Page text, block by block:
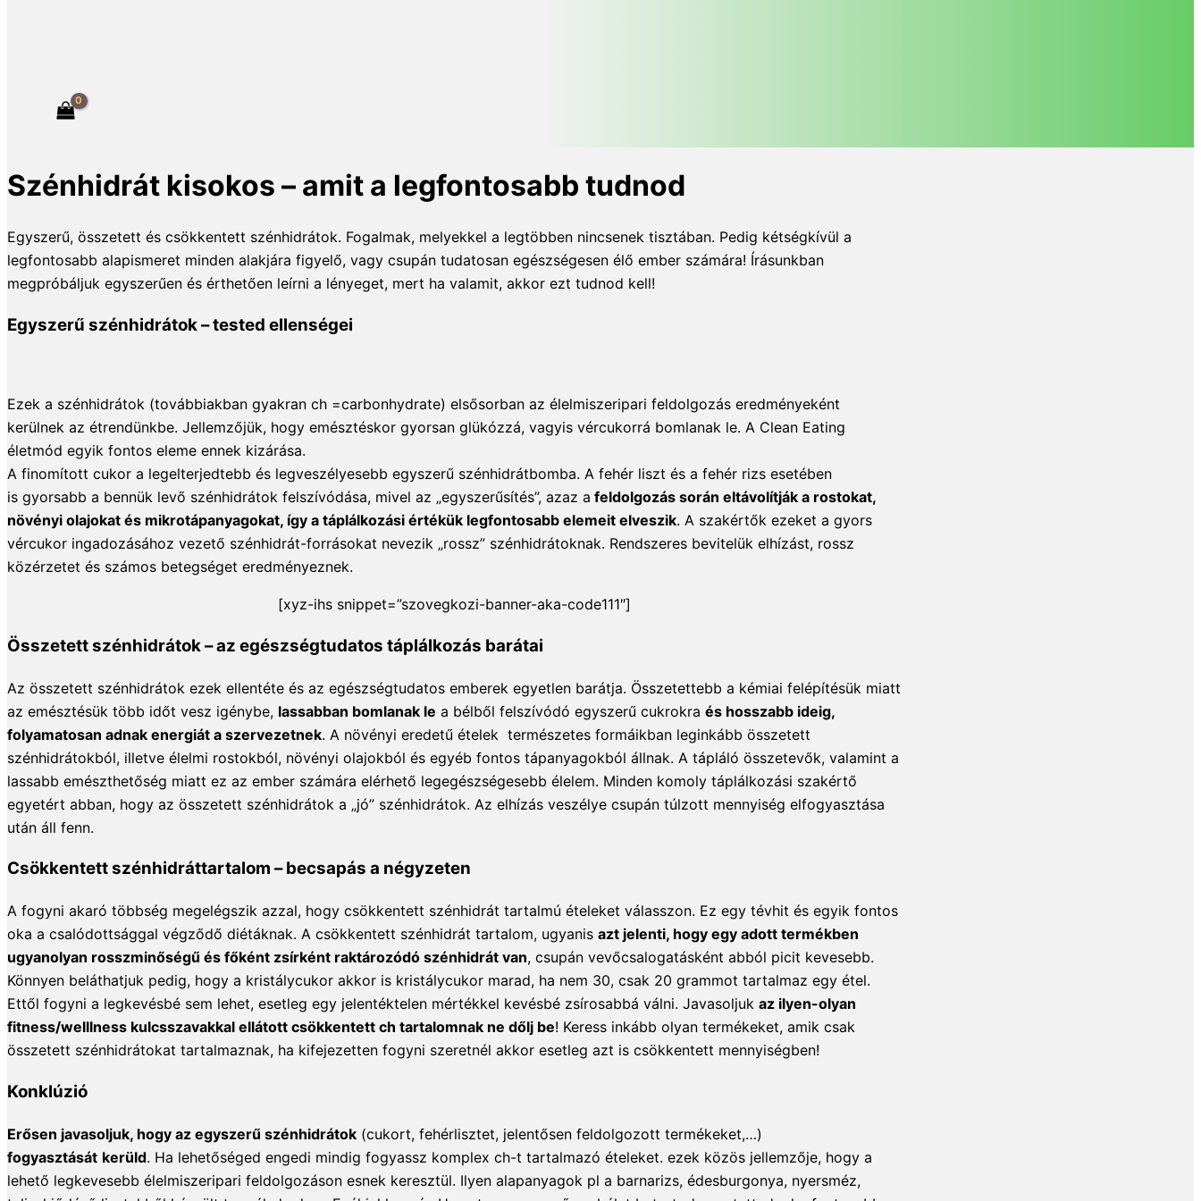
Szénhidrát kisokos – amit a legfontosabb tudnod
Egyszerű, összetett és csökkentett szénhidrátok. Fogalmak, melyekkel a legtöbben nincsenek tisztában. Pedig kétségkívül a
legfontosabb alapismeret minden alakjára figyelő, vagy csupán tudatosan egészségesen élő ember számára! Írásunkban
megpróbáljuk egyszerűen és érthetően leírni a lényeget, mert ha valamit, akkor ezt tudnod kell!
Egyszerű szénhidrátok – tested ellenségei
Ezek a szénhidrátok (továbbiakban gyakran ch =carbonhydrate) elsősorban az élelmiszeripari feldolgozás eredményeként
kerülnek az étrendünkbe. Jellemzőjük, hogy emésztéskor gyorsan glükózzá, vagyis vércukorrá bomlanak le. A Clean Eating
életmód egyik fontos eleme ennek kizárása.
A finomított cukor a legelterjedtebb és legveszélyesebb egyszerű szénhidrátbomba. A fehér liszt és a fehér rizs esetében
is gyorsabb a bennük levő szénhidrátok felszívódása, mivel az „egyszerűsítés”, azaz a feldolgozás során eltávolítják a rostokat,
növényi olajokat és mikrotápanyagokat, így a táplálkozási értékük legfontosabb elemeit elveszik. A szakértők ezeket a gyors
vércukor ingadozásához vezető szénhidrát-forrásokat nevezik „rossz” szénhidrátoknak. Rendszeres bevitelük elhízást, rossz
közérzetet és számos betegséget eredményeznek.
[xyz-ihs snippet=”szovegkozi-banner-aka-code111″]
Összetett szénhidrátok – az egészségtudatos táplálkozás barátai
Az összetett szénhidrátok ezek ellentéte és az egészségtudatos emberek egyetlen barátja. Összetettebb a kémiai felépítésük miatt
az emésztésük több időt vesz igénybe, lassabban bomlanak le a bélből felszívódó egyszerű cukrokra és hosszabb ideig,
folyamatosan adnak energiát a szervezetnek. A növényi eredetű ételek természetes formáikban leginkább összetett
szénhidrátokból, illetve élelmi rostokból, növényi olajokból és egyéb fontos tápanyagokból állnak. A tápláló összetevők, valamint a
lassabb emészthetőség miatt ez az ember számára elérhető legegészségesebb élelem. Minden komoly táplálkozási szakértő
egyetért abban, hogy az összetett szénhidrátok a „jó” szénhidrátok. Az elhízás veszélye csupán túlzott mennyiség elfogyasztása
után áll fenn.
Csökkentett szénhidráttartalom – becsapás a négyzeten
A fogyni akaró többség megelégszik azzal, hogy csökkentett szénhidrát tartalmú ételeket válasszon. Ez egy tévhit és egyik fontos
oka a csalódottsággal végződő diétáknak. A csökkentett szénhidrát tartalom, ugyanis azt jelenti, hogy egy adott termékben
ugyanolyan rosszminőségű és főként zsírként raktározódó szénhidrát van, csupán vevőcsalogatásként abból picit kevesebb.
Könnyen beláthatjuk pedig, hogy a kristálycukor akkor is kristálycukor marad, ha nem 30, csak 20 grammot tartalmaz egy étel.
Ettől fogyni a legkevésbé sem lehet, esetleg egy jelentéktelen mértékkel kevésbé zsírosabbá válni. Javasoljuk az ilyen-olyan
fitness/welllness kulcsszavakkal ellátott csökkentett ch tartalomnak ne dőlj be! Keress inkább olyan termékeket, amik csak
összetett szénhidrátokat tartalmaznak, ha kifejezetten fogyni szeretnél akkor esetleg azt is csökkentett mennyiségben!
Konklúzió
Erősen javasoljuk, hogy az egyszerű szénhidrátok (cukort, fehérlisztet, jelentősen feldolgozott termékeket,…)
fogyasztását kerüld. Ha lehetőséged engedi mindig fogyassz komplex ch-t tartalmazó ételeket. ezek közös jellemzője, hogy a
lehető legkevesebb élelmiszeripari feldolgozáson esnek keresztül. Ilyen alapanyagok pl a barnarizs, édesburgonya, nyersméz,